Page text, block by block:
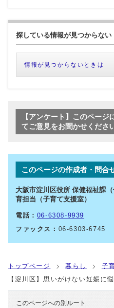
探している情報が見つからない
情報が見つからないときは
【アンケート】このページ
てご意見をお聞かせくださ
このページの作成者・問合
大阪市淀川区役所 保健福祉課
育担当（子育て支援室）
電話： 06-6308-9939
ファックス： 06-6303-6745
トップページ 暮らし 子
【淀川区】思いがけない妊娠に
このページへの別ルート